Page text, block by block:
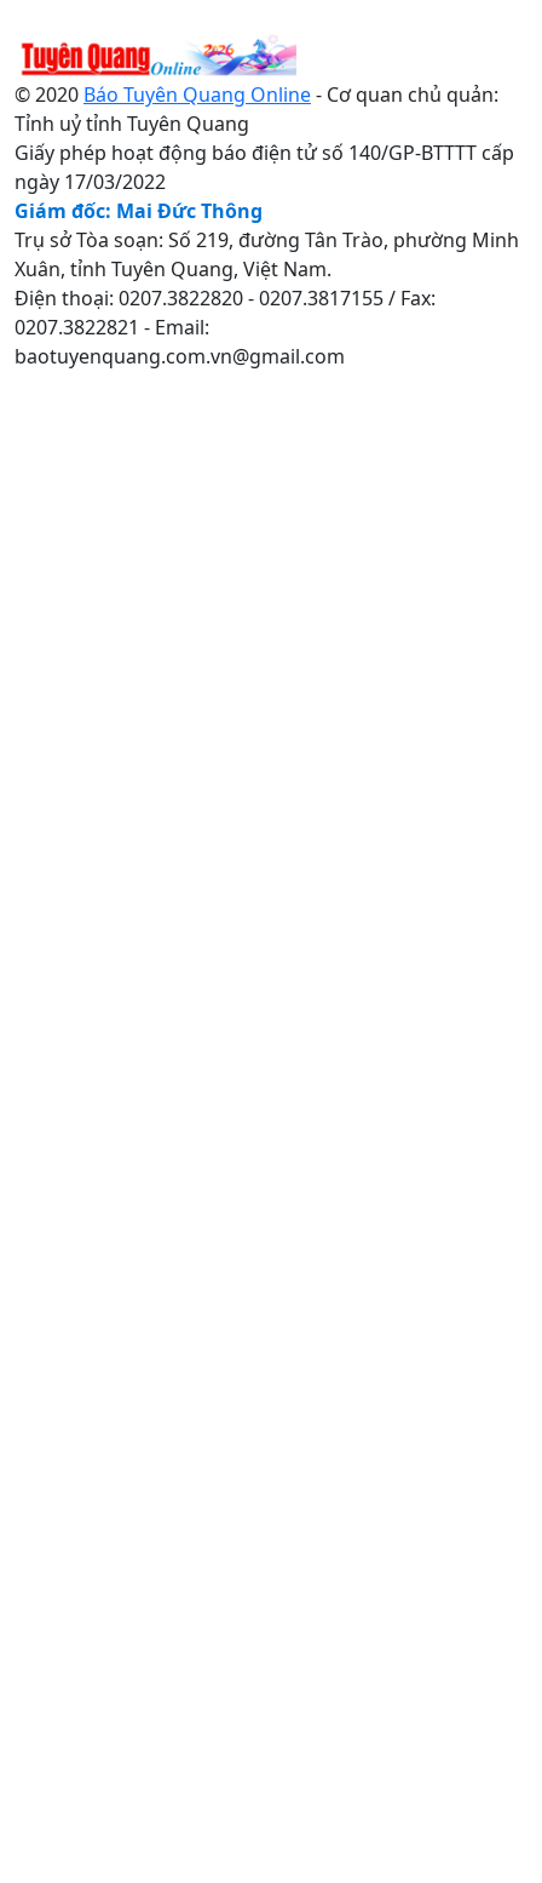
© 2020 Báo Tuyên Quang Online- Cơ quan chủ quản:
Tỉnh uỷ tỉnh Tuyên Quang
Giấy phép hoạt động báo điện tử số 140/GP-BTTTT cấp
ngày 17/03/2022
Giám đốc: Mai Đức Thông
Trụ sở Tòa soạn: Số 219, đường Tân Trào, phường Minh
Xuân, tỉnh Tuyên Quang, Việt Nam.
Điện thoại: 0207.3822820 - 0207.3817155 / Fax:
0207.3822821 - Email:
baotuyenquang.com.vn@gmail.com